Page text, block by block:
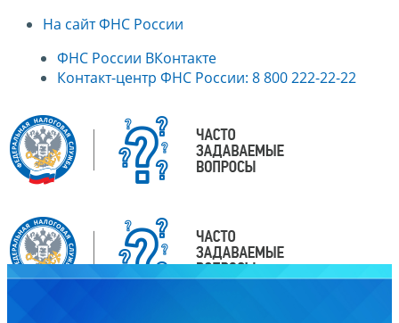
На сайт ФНС России
ФНС России ВКонтакте
Контакт-центр ФНС России: 8 800 222-22-22